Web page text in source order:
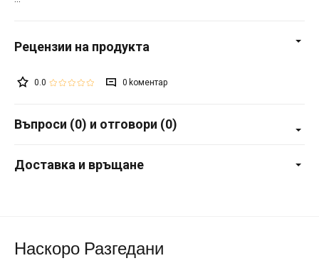
0.0 0
Въпроси (0) и отговори (0)
Доставка и връщане
Наскоро Разгедани